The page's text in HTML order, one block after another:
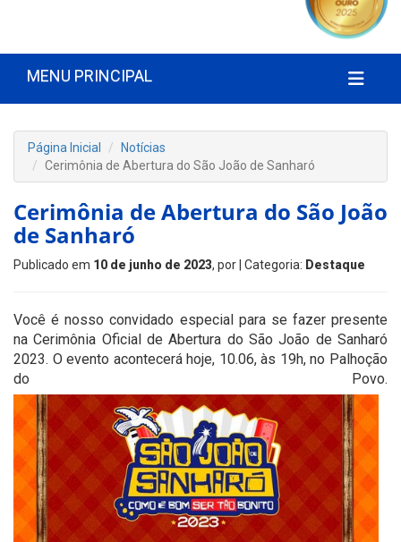
MENU PRINCIPAL
Página Inicial
Notícias
Cerimônia de Abertura do São João de Sanharó
Cerimônia de Abertura do São João
de Sanharó
Publicado em 10 de junho de 2023, por | Categoria: Destaque
Você é nosso convidado especial para se fazer presente
na Cerimônia Oficial de Abertura do São João de Sanharó
2023. O evento acontecerá hoje, 10.06, às 19h, no Palhoção
do Povo.